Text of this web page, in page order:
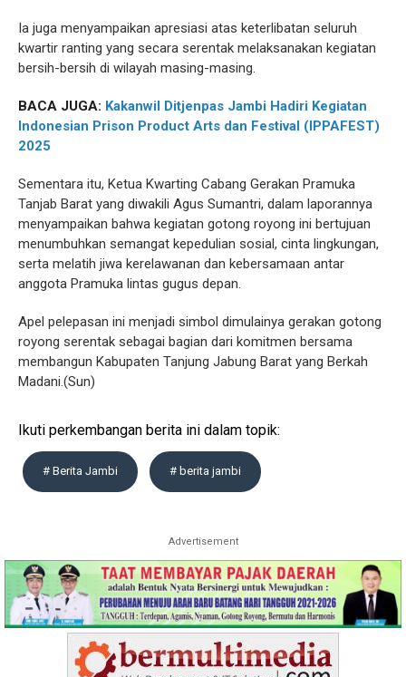
Ia juga menyampaikan apresiasi atas keterlibatan seluruh
kwartir ranting yang secara serentak melaksanakan kegiatan
bersih-bersih di wilayah masing-masing.
BACA JUGA: Kakanwil Ditjenpas Jambi Hadiri Kegiatan
Indonesian Prison Product Arts dan Festival (IPPAFEST)
2025
Sementara itu, Ketua Kwarting Cabang Gerakan Pramuka
Tanjab Barat yang diwakili Agus Sumantri, dalam laporannya
menyampaikan bahwa kegiatan gotong royong ini bertujuan
menumbuhkan semangat kepedulian sosial, cinta lingkungan,
serta melatih jiwa kerelawanan dan kebersamaan antar
anggota Pramuka lintas gugus depan.
Apel pelepasan ini menjadi simbol dimulainya gerakan gotong
royong serentak sebagai bagian dari komitmen bersama
membangun Kabupaten Tanjung Jabung Barat yang Berkah
Madani.(Sun)
Ikuti perkembangan berita ini dalam topik:
# Berita Jambi # berita jambi
Advertisement